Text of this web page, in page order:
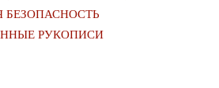
РУКОПИСИ